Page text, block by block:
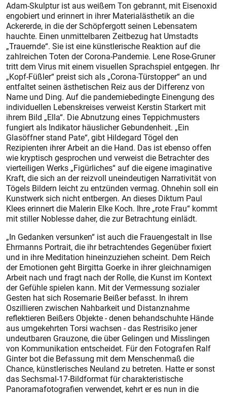
Adam-Skulptur ist aus weißem Ton gebrannt, mit Eisenoxid
engobiert und erinnert in ihrer Materialästhetik an die
Ackererde, in die der Schöpfergott seinen Lebensatem
hauchte. Einen unmittelbaren Zeitbezug hat Umstadts
„Trauernde“. Sie ist eine künstlerische Reaktion auf die
zahlreichen Toten der Corona-Pandemie. Lene Rose-Gruner
tritt dem Virus mit einem visuellen Sprachspiel entgegen. Ihr
„Kopf-Füßler“ preist sich als „Corona-Türstopper“ an und
entfaltet seinen ästhetischen Reiz aus der Differenz von
Name und Ding. Auf die pandemiebedingte Einengung des
individuellen Lebenskreises verweist Kerstin Starkert mit
ihrem Bild „Ella“. Die Abnutzung eines Teppichmusters
fungiert als Indikator häuslicher Gebundenheit. „Ein
Glasöffner stand Pate“, gibt Hildegard Tögel den
Rezipienten ihrer Arbeit an die Hand. Das ist ebenso offen
wie kryptisch gesprochen und verweist die Betrachter des
vierteiligen Werks „Figürliches“ auf die eigene imaginative
Kraft, die sich an der reizvoll uneindeutigen Narrativität von
Tögels Bildern leicht zu entzünden vermag. Ohnehin soll ein
Kunstwerk sich nicht entbergen. An dieses Diktum Paul
Klees erinnert die Malerin Elke Koch. Ihre „rote Frau“ kommt
mit stiller Noblesse daher, die zur Betrachtung einlädt.
„In Gedanken versunken“ ist auch die Frauengestalt in Ilse
Ehrmanns Portrait, die ihr betrachtendes Gegenüber fixiert
und in ihre Meditation hineinzuziehen scheint. Dem Reich
der Emotionen geht Birgitta Goerke in ihrer gleichnamigen
Arbeit nach und fragt nach der Rolle, die Kunst im Kontext
der Gefühle spielen kann. Mit der Vermessung sozialer
Gesten hat sich Rosemarie Beißer befasst. In ihrem
Oszillieren zwischen Nahbarkeit und Distanznahme
reflektieren Beißers Objekte - denen behandschuhte Hände
aus umgekehrten Torsi wachsen - das Restrisiko jener
undeutbaren Grauzone, die über Gelingen und Misslingen
von Kommunikation entscheidet. Für den Fotografen Ralf
Ginter bot die Befassung mit dem Menschenmaß die
Chance, künstlerisches Neuland zu betreten. Hatte er sonst
das Sechsmal-17-Bildformat für charakteristische
Panoramafotografien verwendet, kehrt er es nun in die